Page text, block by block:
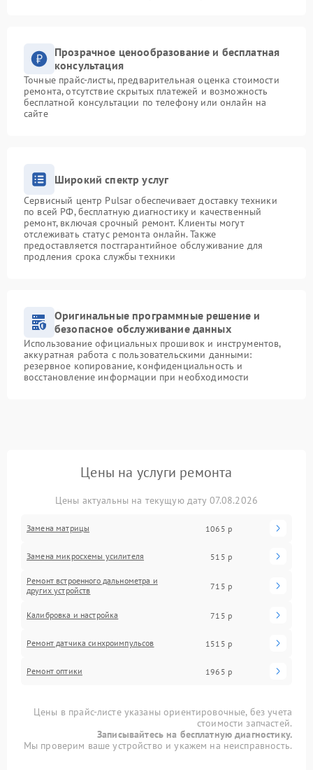
Прозрачное ценообразование и бесплатная
консультация
Точные прайс-листы, предварительная оценка стоимости
ремонта, отсутствие скрытых платежей и возможность
бесплатной консультации по телефону или онлайн на
сайте
Широкий спектр услуг
Сервисный центр Pulsar обеспечивает доставку техники
по всей РФ, бесплатную диагностику и качественный
ремонт, включая срочный ремонт. Клиенты могут
отслеживать статус ремонта онлайн. Также
предоставляется постгарантийное обслуживание для
продления срока службы техники
Оригинальные программные решение и
безопасное обслуживание данных
Использование официальных прошивок и инструментов,
аккуратная работа с пользовательскими данными:
резервное копирование, конфиденциальность и
восстановление информации при необходимости
Цены на услуги ремонта
Цены актуальны на текущую дату 07.08.2026
Замена матрицы 1065 р
Замена микросхемы усилителя 515 р
Ремонт встроенного дальнометра и
других устройств
715 р
Калибровка и настройка 715 р
Ремонт датчика синхроимпульсов 1515 р
Ремонт оптики 1965 р
Цены в прайс-листе указаны ориентировочные, без учета
стоимости запчастей.
Записывайтесь на бесплатную диагностику.
Мы проверим ваше устройство и укажем на неисправность.